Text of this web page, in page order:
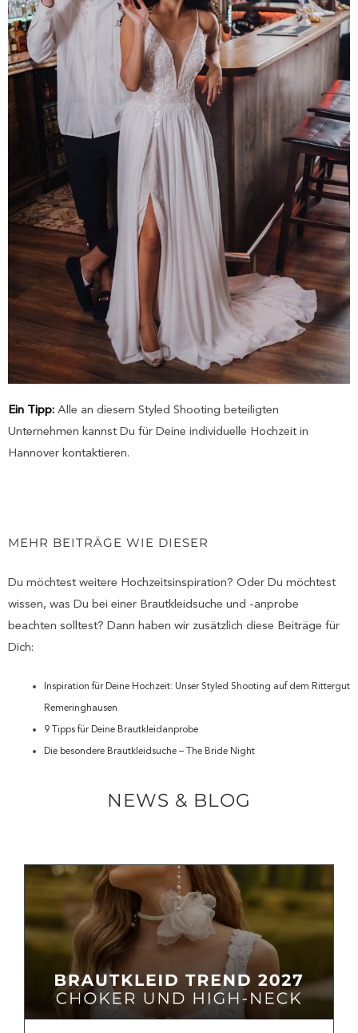
Ein Tipp: Alle an diesem Styled Shooting beteiligten
Unternehmen kannst Du für Deine individuelle Hochzeit in
Hannover kontaktieren.
MEHR BEITRÄGE WIE DIESER
Du möchtest weitere Hochzeitsinspiration? Oder Du möchtest
wissen, was Du bei einer Brautkleidsuche und -anprobe
beachten solltest? Dann haben wir zusätzlich diese Beiträge für
Dich:
Inspiration für Deine Hochzeit: Unser Styled Shooting auf dem Rittergut
Remeringhausen
9 Tipps für Deine Brautkleidanprobe
Die besondere Brautkleidsuche – The Bride Night
NEWS & BLOG